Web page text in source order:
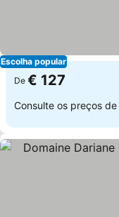
Escolha popular
De € 127
Consulte os preços de